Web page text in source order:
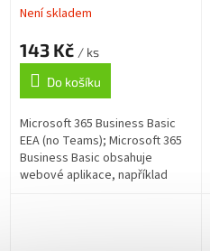
(no Teams) předplatné 1
měsíčně
Není skladem
143 Kč / ks
Do košíku
Microsoft 365 Business Basic
EEA (no Teams); Microsoft 365
Business Basic obsahuje
webové aplikace, například